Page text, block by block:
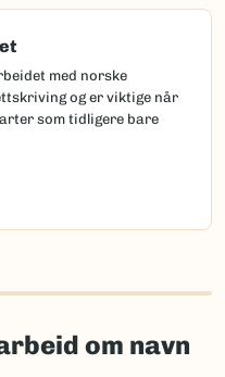
med norske
og er viktige når
som tidligere bare
om navn